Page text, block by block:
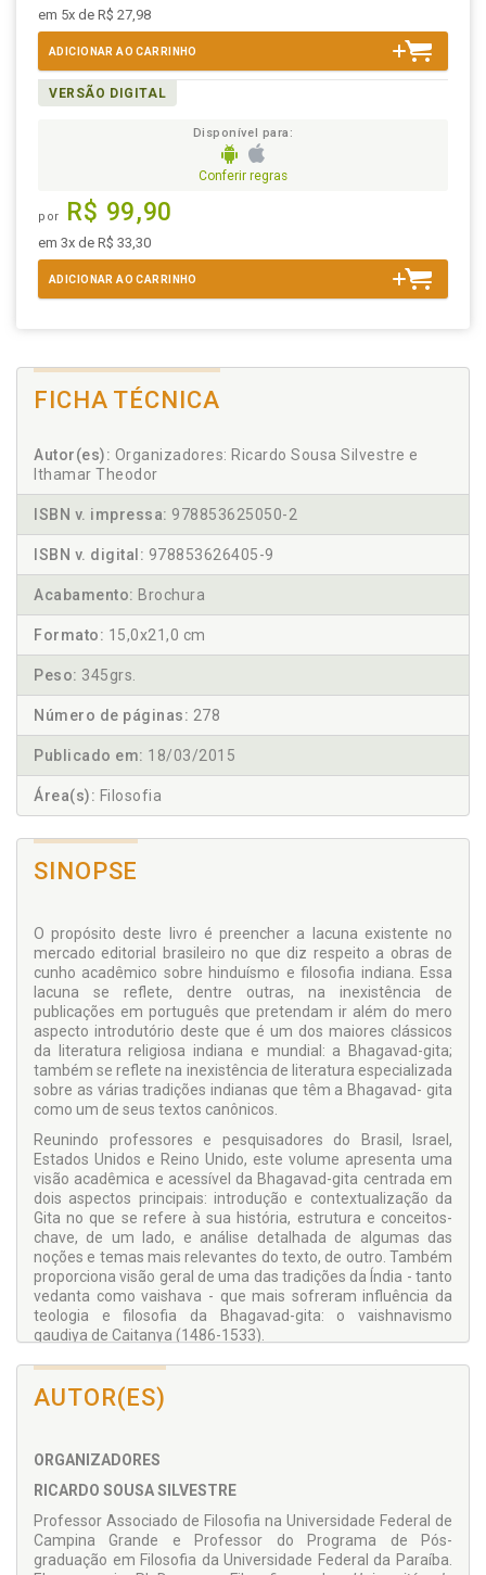
em 5x de R$ 27,98
ADICIONAR AO CARRINHO
VERSÃO DIGITAL
Disponível para:
Conferir regras
por R$ 99,90
em 3x de R$ 33,30
ADICIONAR AO CARRINHO
FICHA TÉCNICA
Autor(es): Organizadores: Ricardo Sousa Silvestre e
Ithamar Theodor
ISBN v. impressa: 978853625050-2
ISBN v. digital: 978853626405-9
Acabamento: Brochura
Formato: 15,0x21,0 cm
Peso: 345grs.
Número de páginas: 278
Publicado em: 18/03/2015
Área(s): Filosofia
SINOPSE
O propósito deste livro é preencher a lacuna existente no
mercado editorial brasileiro no que diz respeito a obras de
cunho acadêmico sobre hinduísmo e filosofia indiana. Essa
lacuna se reflete, dentre outras, na inexistência de
publicações em português que pretendam ir além do mero
aspecto introdutório deste que é um dos maiores clássicos
da literatura religiosa indiana e mundial: a Bhagavad-gita;
também se reflete na inexistência de literatura especializada
sobre as várias tradições indianas que têm a Bhagavad- gita
como um de seus textos canônicos.
Reunindo professores e pesquisadores do Brasil, Israel,
Estados Unidos e Reino Unido, este volume apresenta uma
visão acadêmica e acessível da Bhagavad-gita centrada em
dois aspectos principais: introdução e contextualização da
Gita no que se refere à sua história, estrutura e conceitos-
chave, de um lado, e análise detalhada de algumas das
noções e temas mais relevantes do texto, de outro. Também
proporciona visão geral de uma das tradições da Índia - tanto
vedanta como vaishava - que mais sofreram influência da
teologia e filosofia da Bhagavad-gita: o vaishnavismo
gaudiya de Caitanya (1486-1533).
O livro encontra-se estruturado em três grupos, ou partes. A
primeira, intitulada "Visão Geral da Bhagavad-gita", é
composta de dois capítulos e tem como objetivo introduzir o
cada um centrado na análise de um conceito ou tópico
específico da Gita. A terceira e última parte, intitulada
visa apresentar o vaishnavismo, mais especificamente o
vaishnavismo gaudiya, situando-o dentro do contexto mais
geral do que hoje se denomina hinduísmo.
AUTOR(ES)
ORGANIZADORES
RICARDO SOUSA SILVESTRE
Professor Associado de Filosofia na Universidade Federal de
Campina Grande e Professor do Programa de Pós-
graduação em Filosofia da Universidade Federal da Paraíba.